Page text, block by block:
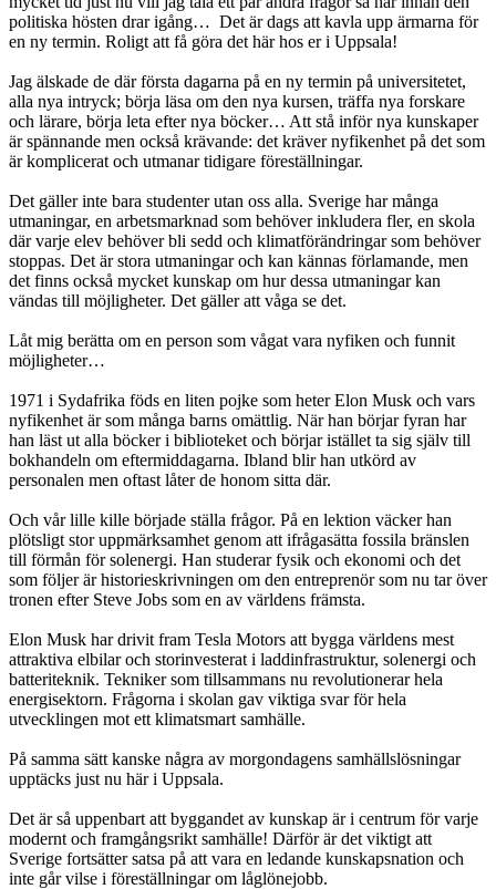
politiska hösten drar igång… Det är dags att kavla upp ärmarna för
en ny termin. Roligt att få göra det här hos er i Uppsala!
Jag älskade de där första dagarna på en ny termin på universitetet,
alla nya intryck; börja läsa om den nya kursen, träffa nya forskare
och lärare, börja leta efter nya böcker… Att stå inför nya kunskaper
är spännande men också krävande: det kräver nyfikenhet på det som
är komplicerat och utmanar tidigare föreställningar.
Det gäller inte bara studenter utan oss alla. Sverige har många
utmaningar, en arbetsmarknad som behöver inkludera fler, en skola
där varje elev behöver bli sedd och klimatförändringar som behöver
stoppas. Det är stora utmaningar och kan kännas förlamande, men
det finns också mycket kunskap om hur dessa utmaningar kan
vändas till möjligheter. Det gäller att våga se det.
Låt mig berätta om en person som vågat vara nyfiken och funnit
möjligheter…
1971 i Sydafrika föds en liten pojke som heter Elon Musk och vars
nyfikenhet är som många barns omättlig. När han börjar fyran har
han läst ut alla böcker i biblioteket och börjar istället ta sig själv till
bokhandeln om eftermiddagarna. Ibland blir han utkörd av
personalen men oftast låter de honom sitta där.
Och vår lille kille började ställa frågor. På en lektion väcker han
plötsligt stor uppmärksamhet genom att ifrågasätta fossila bränslen
till förmån för solenergi. Han studerar fysik och ekonomi och det
som följer är historieskrivningen om den entreprenör som nu tar över
tronen efter Steve Jobs som en av världens främsta.
Elon Musk har drivit fram Tesla Motors att bygga världens mest
attraktiva elbilar och storinvesterat i laddinfrastruktur, solenergi och
batteriteknik. Tekniker som tillsammans nu revolutionerar hela
energisektorn. Frågorna i skolan gav viktiga svar för hela
utvecklingen mot ett klimatsmart samhälle.
På samma sätt kanske några av morgondagens samhällslösningar
upptäcks just nu här i Uppsala.
Det är så uppenbart att byggandet av kunskap är i centrum för varje
modernt och framgångsrikt samhälle! Därför är det viktigt att
Sverige fortsätter satsa på att vara en ledande kunskapsnation och
inte går vilse i föreställningar om låglönejobb.